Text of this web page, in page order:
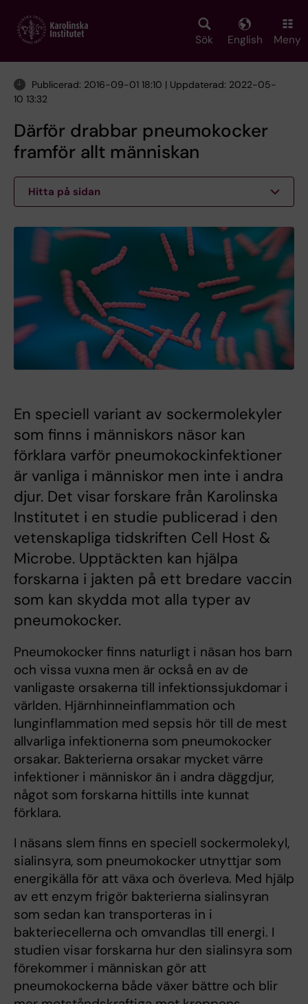
main
Sök English Meny
Publicerad: 2016-09-01 18:10 | Uppdaterad: 2022-05-
10 13:32
Därför drabbar pneumokocker
framför allt människan
Hitta på sidan
En speciell variant av sockermolekyler
som finns i människors näsor kan
förklara varför pneumokockinfektioner
är vanliga i människor men inte i andra
djur. Det visar forskare från Karolinska
Institutet i en studie publicerad i den
vetenskapliga tidskriften Cell Host &
Microbe. Upptäckten kan hjälpa
forskarna i jakten på ett bredare vaccin
som kan skydda mot alla typer av
pneumokocker.
Pneumokocker finns naturligt i näsan hos barn
och vissa vuxna men är också en av de
vanligaste orsakerna till infektionssjukdomar i
världen. Hjärnhinneinflammation och
lunginflammation med sepsis hör till de mest
allvarliga infektionerna som pneumokocker
orsakar. Bakterierna orsakar mycket värre
infektioner i människor än i andra däggdjur,
något som forskarna hittills inte kunnat
förklara.
I näsans slem finns en speciell sockermolekyl,
sialinsyra, som pneumokocker utnyttjar som
energikälla för att växa och överleva. Med hjälp
av ett enzym frigör bakterierna sialinsyran
som sedan kan transporteras in i
bakteriecellerna och omvandlas till energi. I
studien visar forskarna hur den sialinsyra som
förekommer i människan gör att
pneumokockerna både växer bättre och blir